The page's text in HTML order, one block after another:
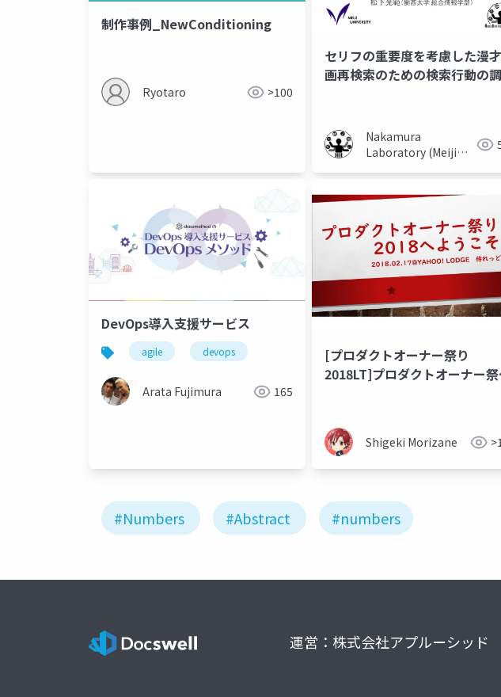
制作事例_NewConditioning
Ryotaro >100
セリフの重要度を考慮した漫
画再検索のための検索行動の
Nakamura
Laboratory (Meiji
DevOps導入支援サービス
agile devops
Arata Fujimura 165
[プロダクトオーナー祭り
2018LT]プロダクトオーナー
Shigeki Morizane
#Numbers #Abstract #numbers
運営：株式会社アプルーシッド